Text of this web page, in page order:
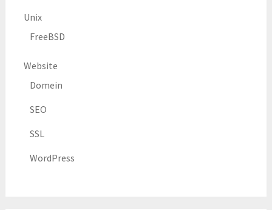
Unix
FreeBSD
Website
Domein
SEO
SSL
WordPress